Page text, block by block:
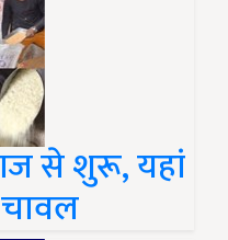
से शुरू, यहां